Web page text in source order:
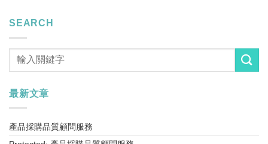
SEARCH
最新文章
產品採購品質顧問服務